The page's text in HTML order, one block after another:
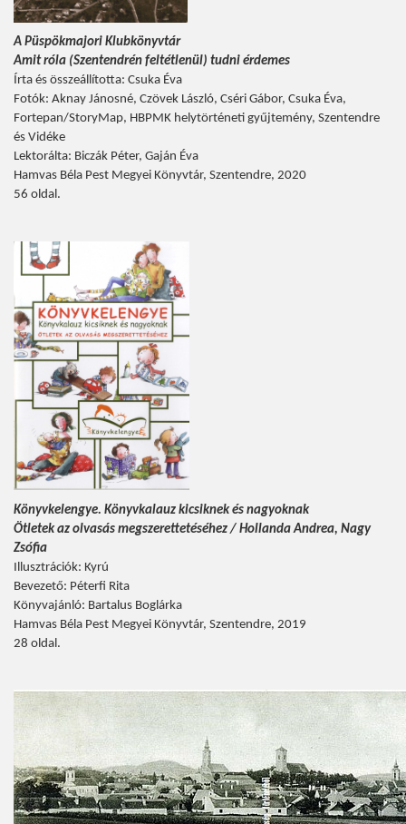
A Püspökmajori Klubkönyvtár
Amit róla (Szentendrén feltétlenül) tudni érdemes
Írta és összeállította: Csuka Éva
Fotók: Aknay Jánosné, Czövek László, Cséri Gábor, Csuka Éva,
Fortepan/StoryMap, HBPMK helytörténeti gyűjtemény, Szentendre
és Vidéke
Lektorálta: Biczák Péter, Gaján Éva
Hamvas Béla Pest Megyei Könyvtár, Szentendre, 2020
56 oldal.
Könyvkelengye. Könyvkalauz kicsiknek és nagyoknak
Ötletek az olvasás megszerettetéséhez / Hollanda Andrea, Nagy
Zsófia
Illusztrációk: Kyrú
Bevezető: Péterfi Rita
Könyvajánló: Bartalus Boglárka
Hamvas Béla Pest Megyei Könyvtár, Szentendre, 2019
28 oldal.